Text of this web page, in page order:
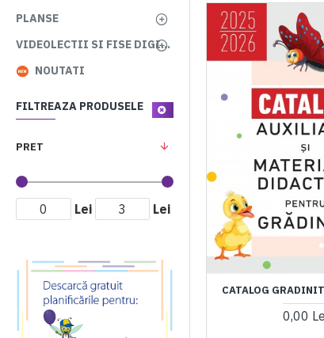
PLANSE
VIDEOLECTII SI FISE DIGITALE
NOUTATI
FILTREAZA PRODUSELE
PRET
Lei Lei
CATALOG
0,00